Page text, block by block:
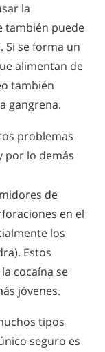
la
también puede
se forma un
alimentan de
también
gangrena.
problemas
por lo demás
de
en el
los
Estos
cocaína se
jóvenes.
tipos
seguro es